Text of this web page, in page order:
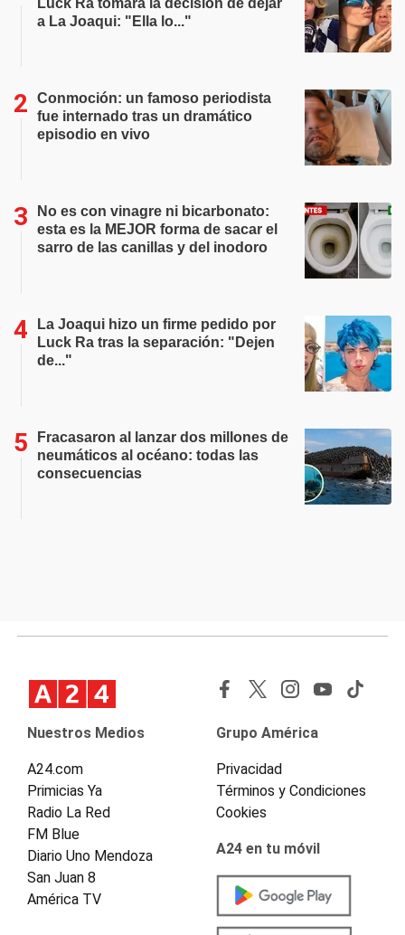
Luck Ra tomara la decisión de dejar
a La Joaqui: "Ella lo..."
Conmoción: un famoso periodista
fue internado tras un dramático
episodio en vivo
No es con vinagre ni bicarbonato:
esta es la MEJOR forma de sacar el
sarro de las canillas y del inodoro
La Joaqui hizo un firme pedido por
Luck Ra tras la separación: "Dejen
de..."
Fracasaron al lanzar dos millones de
neumáticos al océano: todas las
consecuencias
Nuestros Medios
A24.com
Primicias Ya
Radio La Red
FM Blue
Diario Uno Mendoza
San Juan 8
América TV
Grupo América
Privacidad
Términos y Condiciones
Cookies
A24 en tu móvil